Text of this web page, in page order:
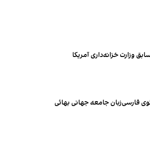
وزارت خزانه‌داری آمریکا
فارسی‌زبان جامعه جهانی بهائی